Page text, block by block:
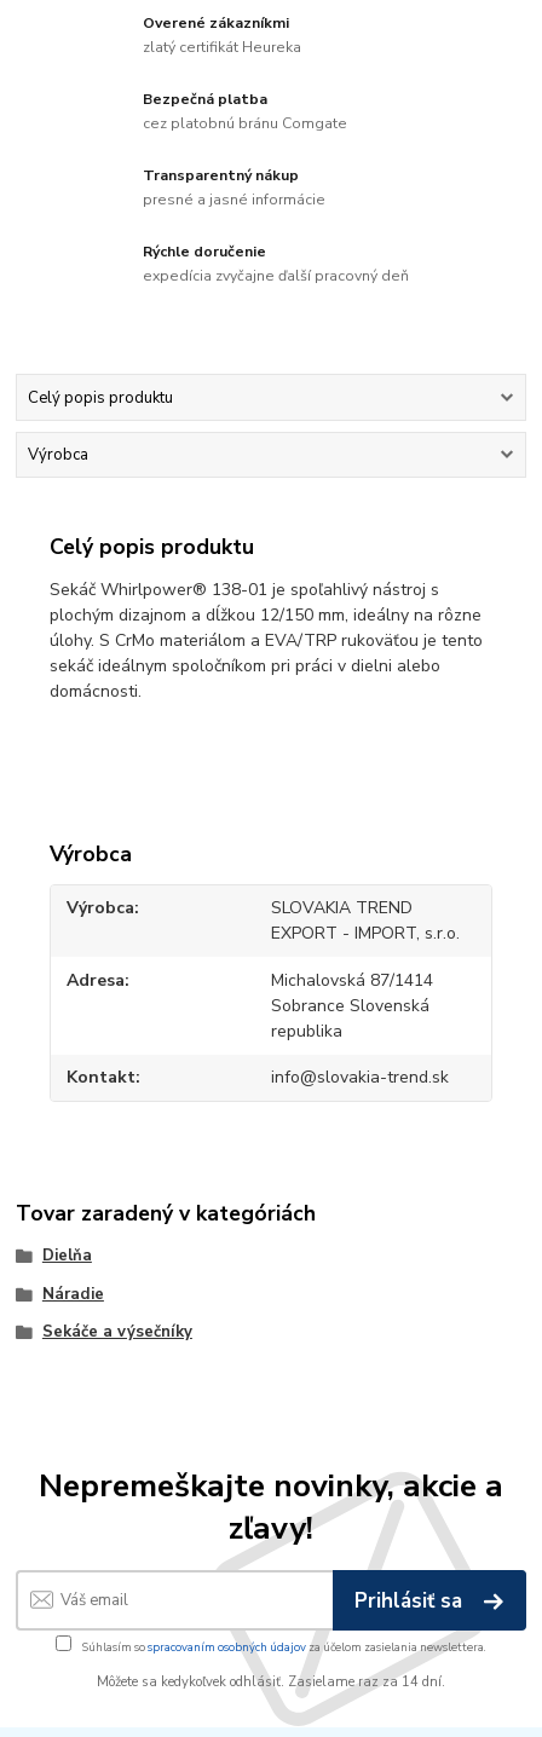
Overené zákazníkmi
zlatý certifikát Heureka
Bezpečná platba
cez platobnú bránu Comgate
Transparentný nákup
presné a jasné informácie
Rýchle doručenie
expedícia zvyčajne ďalší pracovný deň
Celý popis produktu
Výrobca
Celý popis produktu
Sekáč Whirlpower® 138-01 je spoľahlivý nástroj s
plochým dizajnom a dĺžkou 12/150 mm, ideálny na rôzne
úlohy. S CrMo materiálom a EVA/TRP rukoväťou je tento
sekáč ideálnym spoločníkom pri práci v dielni alebo
domácnosti.
Výrobca
Výrobca
SLOVAKIA TREND
EXPORT - IMPORT, s.r.o.
Adresa
Michalovská 87/1414
Sobrance Slovenská
republika
Kontakt info@slovakia-trend.sk
Tovar zaradený v kategóriách
Dielňa
Náradie
Sekáče a výsečníky
Nepremeškajte novinky, akcie a
zľavy!
Prihlásiť sa
Súhlasím sospracovaním osobných údajov za účelom zasielania newslettera.
Môžete sa kedykoľvek odhlásiť. Zasielame raz za 14 dní.